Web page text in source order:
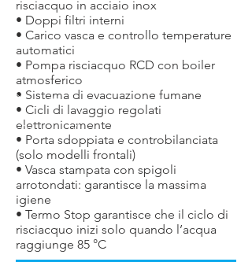
risciacquo in acciaio inox
• Doppi filtri interni
• Carico vasca e controllo temperature
automatici
• Pompa risciacquo RCD con boiler
atmosferico
• Sistema di evacuazione fumane
• Cicli di lavaggio regolati
elettronicamente
• Porta sdoppiata e controbilanciata
(solo modelli frontali)
• Vasca stampata con spigoli
arrotondati: garantisce la massima
igiene
• Termo Stop garantisce che il ciclo di
risciacquo inizi solo quando l’acqua
raggiunge 85 °C